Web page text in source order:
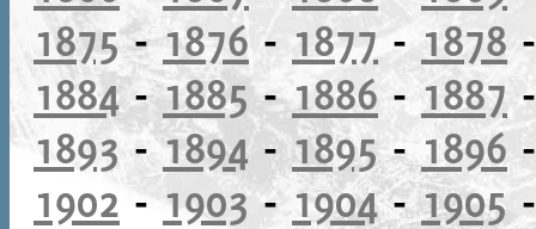
1875-1876 - 1877-1878
1884-1885-1886-1887
1893 -1894-1895-1896
1902 -1903- 1904-1905